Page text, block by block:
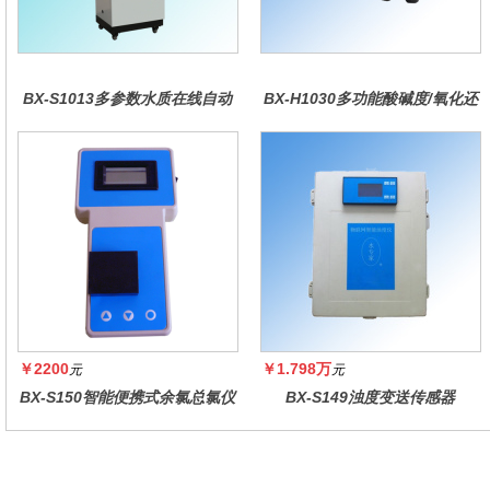
BX-S1013多参数水质在线自动
BX-H1030多功能酸碱度/氧化还
￥2200元
BX-S150智能便携式余氯总氯仪
￥1.798万元
BX-S149浊度变送传感器